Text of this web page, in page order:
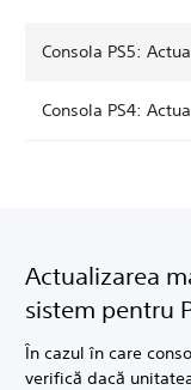
Consola PS5:
Consola PS4:
Actualizarea
sistem pentru
În cazul în care
verifică dacă